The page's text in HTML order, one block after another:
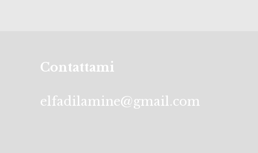
Contattami
elfadilamine@gmail.com